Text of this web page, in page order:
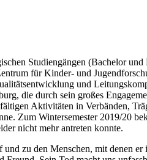
Studiengängen (Bachelor und
für Kinder- und
und
die durch sein großes
Aktivitäten in Verbänden,
Zum Wintersemester 2019/20
nicht mehr antreten konnte.
zu den Menschen, mit denen er